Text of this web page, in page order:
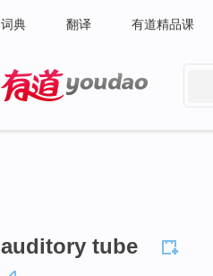
词典 翻译 有道精品课
auditory tube